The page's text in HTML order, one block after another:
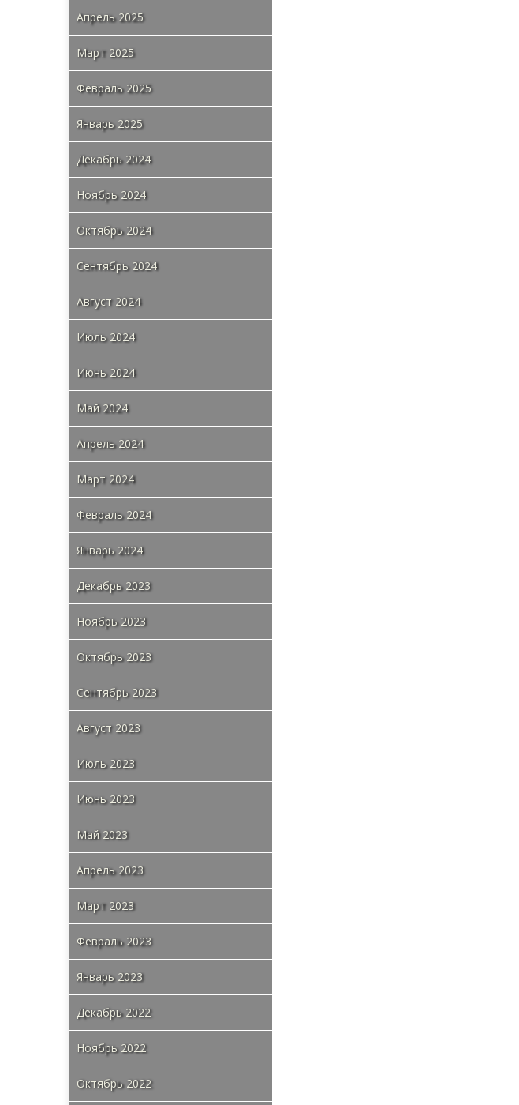
Апрель 2025
Март 2025
Февраль 2025
Январь 2025
Декабрь 2024
Ноябрь 2024
Октябрь 2024
Сентябрь 2024
Август 2024
Июль 2024
Июнь 2024
Май 2024
Апрель 2024
Март 2024
Февраль 2024
Январь 2024
Декабрь 2023
Ноябрь 2023
Октябрь 2023
Сентябрь 2023
Август 2023
Июль 2023
Июнь 2023
Май 2023
Апрель 2023
Март 2023
Февраль 2023
Январь 2023
Декабрь 2022
Ноябрь 2022
Октябрь 2022